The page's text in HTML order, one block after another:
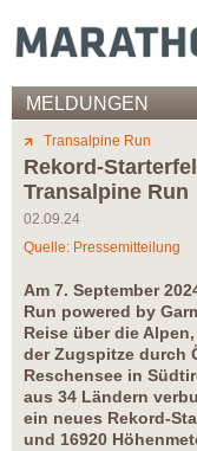
MELDUNGEN
Transalpine Run
Rekord-
Transalpine Run
02.09.24
Quelle: Pressemitteilung
Am 7. September
Run powered by
Reise über die
der Zugspitze durch
Reschensee in
aus 34 Ländern
ein neues Rekord-
und 16920